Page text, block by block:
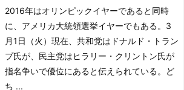
2016年はオリンピックイヤーであると同時
に、アメリカ大統領選挙イヤーでもある。 3
月1日（火）現在、共和党はドナルド・トラン
プ氏が、民主党はヒラリー・クリントン氏が
指名争いで優位にあると伝えられている。
ど
ち ...